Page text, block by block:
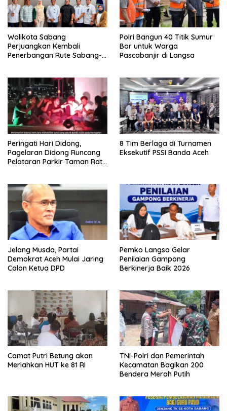
Walikota Sabang
Perjuangkan Kembali
Penerbangan Rute Sabang-
Polri Bangun 40 Titik Sumur
Bor untuk Warga
Pascabanjir di Langsa
Peringati Hari Didong,
Pagelaran Didong Runcang
Pelataran Parkir Taman Ratu
8 Tim Berlaga di Turnamen
Eksekutif PSSI Banda Aceh
Jelang Musda, Partai
Demokrat Aceh Mulai Jaring
Calon Ketua DPD
Pemko Langsa Gelar
Penilaian Gampong
Berkinerja Baik 2026
Camat Putri Betung akan
Meriahkan HUT ke 81 RI
TNI-Polri dan Pemerintah
Kecamatan Bagikan 200
Bendera Merah Putih